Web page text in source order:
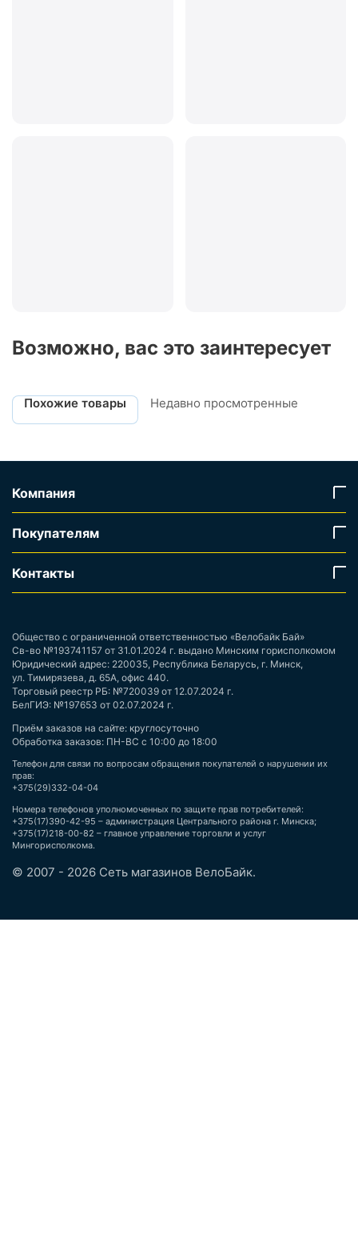
Возможно, вас это заинтересует
Похожие товары Недавно просмотренные
Компания
Покупателям
Контакты
Общество с ограниченной ответственностью «Велобайк Бай»
Св-во №193741157 от 31.01.2024 г. выдано Минским горисполкомом
Юридический адрес: 220035, Республика Беларусь, г. Минск,
ул. Тимирязева, д. 65А, офис 440.
Торговый реестр РБ: №720039 от 12.07.2024 г.
БелГИЭ: №197653 от 02.07.2024 г.
Приём заказов на сайте: круглосуточно
Обработка заказов: ПН-ВС с 10:00 до 18:00
Телефон для связи по вопросам обращения покупателей о нарушении их
прав:
+375(29)332-04-04
Номера телефонов уполномоченных по защите прав потребителей:
+375(17)390-42-95 – администрация Центрального района г. Минска;
+375(17)218-00-82 – главное управление торговли и услуг
Мингорисполкома.
© 2007 - 2026 Сеть магазинов ВелоБайк.